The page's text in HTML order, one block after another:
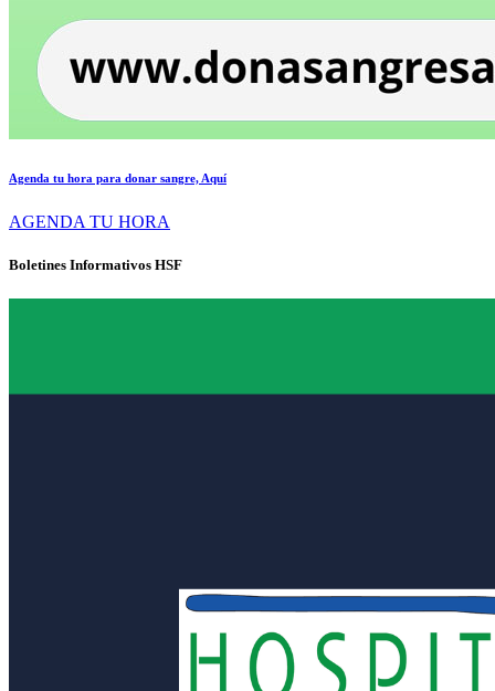
Agenda tu hora para donar sangre, Aquí
AGENDA TU HORA
Boletines Informativos HSF